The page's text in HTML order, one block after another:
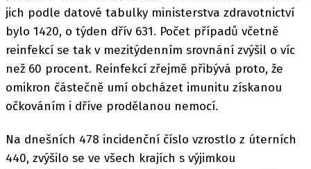
jich podle datové tabulky ministerstva zdravotnictví
bylo 1420, o týden dřív 631. Počet případů včetně
reinfekcí se tak v mezitýdenním srovnání zvýšil o víc
než 60 procent. Reinfekcí zřejmě přibývá proto, že
omikron částečně umí obcházet imunitu získanou
očkováním i dříve prodělanou nemocí.
Na dnešních 478 incidenční číslo vzrostlo z úterních
440, zvýšilo se ve všech krajích s výjimkou